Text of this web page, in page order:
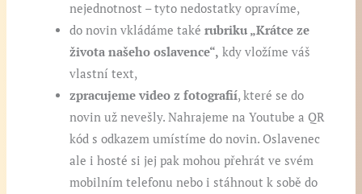
nejednotnost – tyto nedostatky opravíme,
do novin vkládáme takérubriku „Krátce ze
života našeho oslavence“, kdy vložíme váš
vlastní text,
zpracujeme video z fotografií, které se do
novin už nevešly. Nahrajeme na Youtube a QR
kód s odkazem umístíme do novin. Oslavenec
ale i hosté si jej pak mohou přehrát ve svém
mobilním telefonu nebo i stáhnout k sobě do